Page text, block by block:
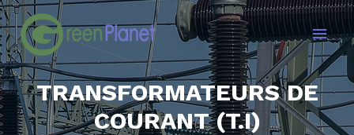
Main
TRANSFORMATEURS DE
COURANT (T.I)